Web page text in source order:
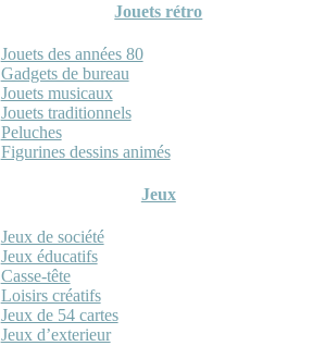
Jouets rétro
Jouets des années 80
Gadgets de bureau
Jouets musicaux
Jouets traditionnels
Peluches
Figurines dessins animés
Jeux
Jeux de société
Jeux éducatifs
Casse-tête
Loisirs créatifs
Jeux de 54 cartes
Jeux d’exterieur